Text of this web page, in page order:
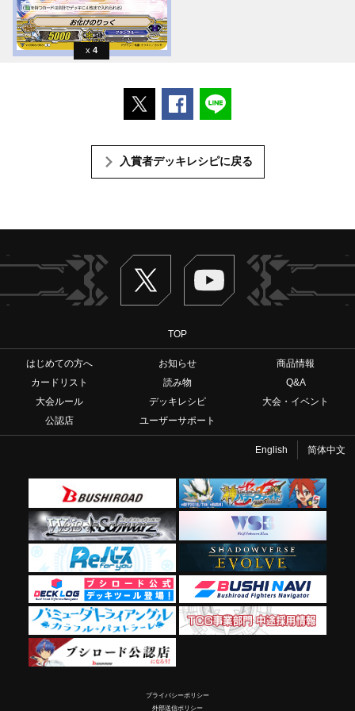
4
ポストするFacebookでシェアする
入賞者デッキレシピに戻る
Twitter ヴァンガードch
TOP
はじめての方へ お知らせ
商品情報
カードリスト
読み物
Q&A
大会ルール
デッキレシピ
大会・イベント
公認店
ユーザーサポート
English 简体中文
プライバシーポリシー
外部送信ポリシー